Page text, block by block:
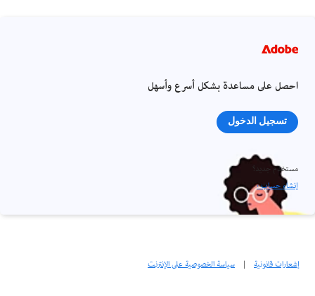
احصل على مساعدة بشكل أسرع وأسهل
تسجيل الدخول
مستخدم جديد؟
إنشاء حساب ›
إشعارات قانونية | سياسة الخصوصية على الإنترنت